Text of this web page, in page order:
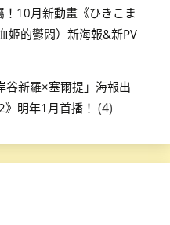
10月新動畫《ひきこま
姬的鬱悶）新海報&新PV
谷新羅×塞爾提」海報出
明年1月首播！ (4)